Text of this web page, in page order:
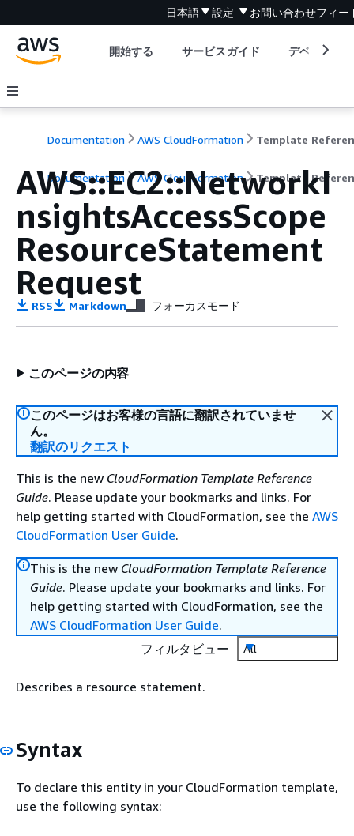
日本語 設定 お問い合わせフィー
開始する サービスガイド デベロッパ
Documentation AWS CloudFormation Template
Documentation AWS CloudFormation Template
AWS::EC2::NetworkI
nsightsAccessScope
ResourceStatement
Request
RSS Markdown フォーカスモード
このページの内容
このページはお客様の言語に翻訳されていませ
ん。
翻訳のリクエスト
This is the new CloudFormation Template Reference
Guide. Please update your bookmarks and links. For
help getting started with CloudFormation, see the AWS
CloudFormation User Guide.
This is the new CloudFormation Template Reference
Guide. Please update your bookmarks and links. For
help getting started with CloudFormation, see the
AWS CloudFormation User Guide.
フィルタビュー
All
Describes a resource statement.
Syntax
To declare this entity in your CloudFormation template,
use the following syntax: